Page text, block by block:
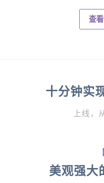
查
十分钟实
上线，
美观强大